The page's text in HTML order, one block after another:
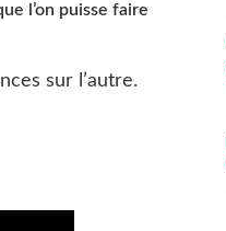
l’on puisse faire
sur l’autre.